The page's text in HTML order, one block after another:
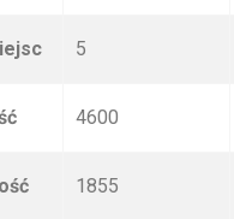
5
4600
1855